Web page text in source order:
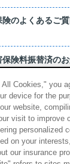
険のよくあるご
保険料振替済の
よくあるご質問
もっと見る
Cookies," you
device for the
website,
visit to improve
personalized
on your
our insurance